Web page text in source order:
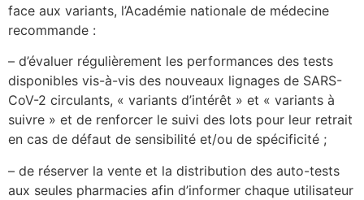
face aux variants, l’Académie nationale de médecine
recommande :
– d’évaluer régulièrement les performances des tests
disponibles vis-à-vis des nouveaux lignages de SARS-
CoV-2 circulants, « variants d’intérêt » et « variants à
suivre » et de renforcer le suivi des lots pour leur retrait
en cas de défaut de sensibilité et/ou de spécificité ;
– de réserver la vente et la distribution des auto-tests
aux seules pharmacies afin d’informer chaque utilisateur